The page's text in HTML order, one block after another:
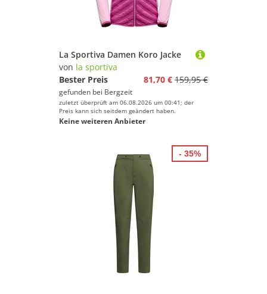
La Sportiva Damen Koro Jacke
von la sportiva
Bester Preis
81,70 € 159,95 €
gefunden bei Bergzeit
zuletzt überprüft am 06.08.2026 um 00:41; der
Preis kann sich seitdem geändert haben.
Keine weiteren Anbieter
- 35%